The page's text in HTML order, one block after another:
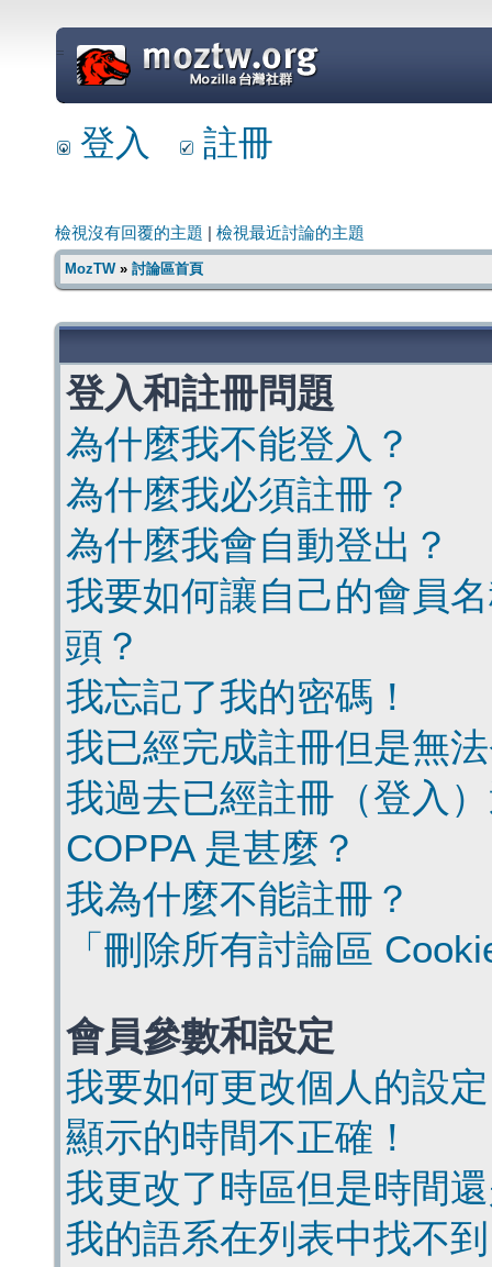
=
登入 註冊
檢視沒有回覆的主題 檢視最近討論的主題
MozTW» 討論區首頁
登入和註冊問題
為什麼我不能登入？
為什麼我必須註冊？
為什麼我會自動登出？
我要如何讓自己的會員
頭？
我忘記了我的密碼！
我已經完成註冊但是無
我過去已經註冊（登入
COPPA 是甚麼？
我為什麼不能註冊？
「刪除所有討論區
會員參數和設定
我要如何更改個人的設
顯示的時間不正確！
我更改了時區但是時間
我的語系在列表中找不